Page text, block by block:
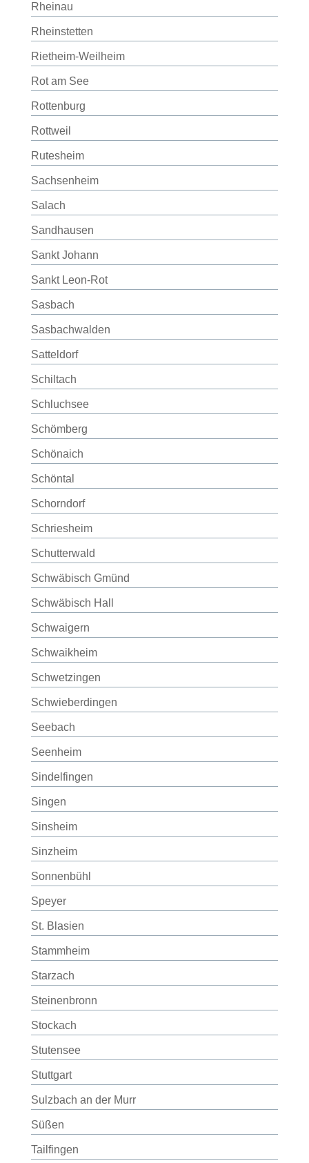
Rheinau
Rheinstetten
Rietheim-Weilheim
Rot am See
Rottenburg
Rottweil
Rutesheim
Sachsenheim
Salach
Sandhausen
Sankt Johann
Sankt Leon-Rot
Sasbach
Sasbachwalden
Satteldorf
Schiltach
Schluchsee
Schömberg
Schönaich
Schöntal
Schorndorf
Schriesheim
Schutterwald
Schwäbisch Gmünd
Schwäbisch Hall
Schwaigern
Schwaikheim
Schwetzingen
Schwieberdingen
Seebach
Seenheim
Sindelfingen
Singen
Sinsheim
Sinzheim
Sonnenbühl
Speyer
St. Blasien
Stammheim
Starzach
Steinenbronn
Stockach
Stutensee
Stuttgart
Sulzbach an der Murr
Süßen
Tailfingen